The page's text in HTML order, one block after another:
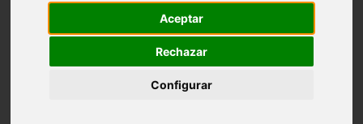
Aceptar
Rechazar
Configurar
Toledo - illescas
Málaga - marbella
Barcelona - barcelona